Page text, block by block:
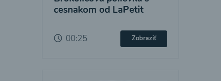
cesnakom od LaPetit
00:25 Zobraziť